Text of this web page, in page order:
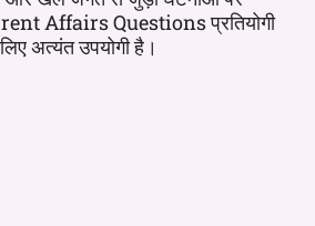
Affairs Questions प्रतियोगी
अत्यंत उपयोगी है।